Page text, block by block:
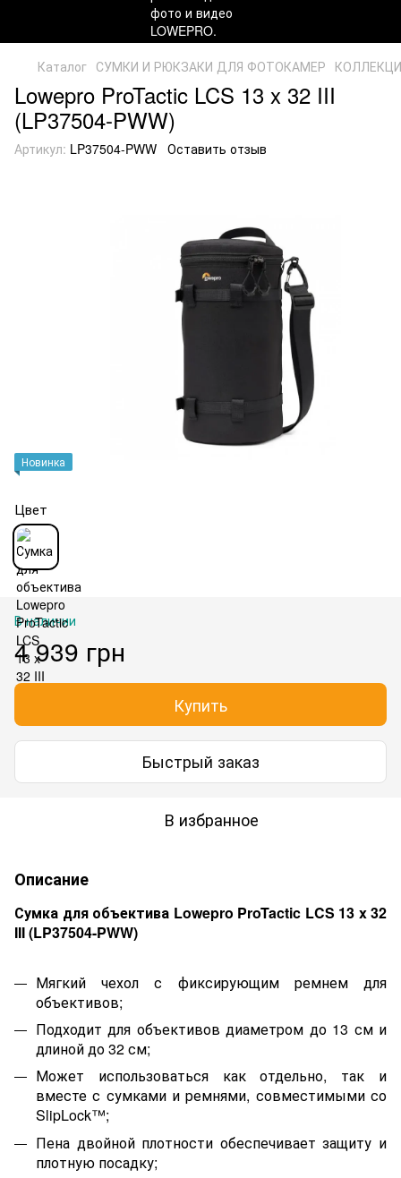
Каталог СУМКИ И РЮКЗАКИ ДЛЯ ФОТОКАМЕР
Lowepro ProTactic LCS 13 x 32 III
(LP37504-PWW)
Артикул: LP37504-PWW Оставить отзыв
Новинка
Цвет
В наличии
4 939 грн
Купить
Быстрый заказ
В избранное
Описание
Сумка для объектива Lowepro ProTactic LCS 13 x 32
III (LP37504-PWW)
Мягкий чехол с фиксирующим ремнем для
объективов;
Подходит для объективов диаметром до 13 см и
длиной до 32 см;
Может использоваться как отдельно, так и
вместе с сумками и ремнями, совместимыми со
SlipLock™;
Пена двойной плотности обеспечивает защиту и
плотную посадку;